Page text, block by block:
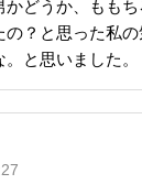
かどうか、もも
？と思った私
と思いました。